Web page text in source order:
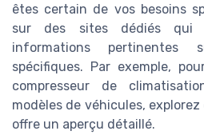
êtes certain de vos besoins
sur des sites dédiés qui
informations pertinentes
spécifiques. Par exemple,
compresseur de
modèles de véhicules, explorez
offre un aperçu détaillé.